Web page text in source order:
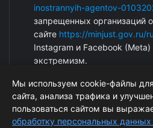
inostrannyih-agentov-
запрещенных организаций
сайте https://minjust.gov.ru/
Instagram и Facebook
экстремизм.
Мы используем cookie-файлы
сайта, анализа трафика и
пользоваться сайтом вы
обработку персональных данных